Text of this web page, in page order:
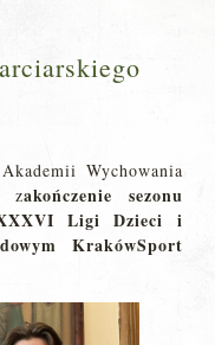
Wychowania
zakończenie sezonu
Ligi Dzieci i
KrakówSport